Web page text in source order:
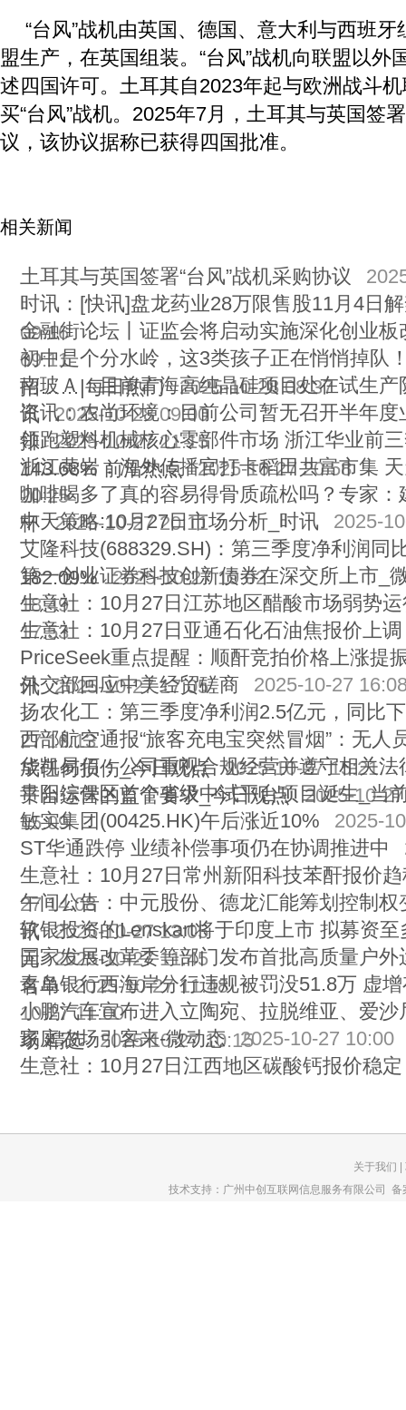
“台风”战机由英国、德国、意大利与西班
盟生产，在英国组装。“台风”战机向联盟以外
述四国许可。土耳其自2023年起与欧洲战斗
买“台风”战机。2025年7月，土耳其与英国签
议，该协议据称已获得四国批准。
相关新闻
土耳其与英国签署“台风”战机采购协议
时讯：[快讯]盘龙药业28万限售股11月4日
09:16
金融街论坛丨证监会将启动实施深化创业板
09:11
初中是个分水岭，这3类孩子正在悄悄掉队
招……|每日热门
2025-10-28 08:37
南玻Ａ：目前青海高纯晶硅项目处在试生产
讯
2025-10-28 09:00
资讯：农尚环境：目前公司暂无召开半年
排
2025-10-27 21:15
领跑塑料机械核心零部件市场 浙江华业前
143.68% 前沿热点
2025-10-27 20:58
浙江黄岩：海外传播官打卡稻田共富市集
20:25
咖啡喝多了真的容易得骨质疏松吗？专家
杯
2025-10-27 20:11
中天策略:10月27日市场分析_时讯
2025-
艾隆科技(688329.SH)：第三季度净利润同
182.09%
2025-10-27 19:02
第一创业证券科技创新债券在深交所上市_
18:49
生意社：10月27日江苏地区醋酸市场弱势
17:53
生意社：10月27日亚通石化石油焦报价上调
PriceSeek重点提醒：顺酐竞拍价格上涨提
讯
2025-10-27 17:05
外交部回应中美经贸磋商
2025-10-27
扬农化工：第三季度净利润2.5亿元，同比
27 16:13
西部航空通报“旅客充电宝突然冒烟”：无人
成任何损伤_今日观点
2025-10-27 15:21
华凯易佰：公司重视合规经营并遵守相关
平台运营的监管要求_今日观点
2025-10-
贵阳综保区首个省级中试平台项目诞生_当
15:09
敏实集团(00425.HK)午后涨近10%
2025-
ST华通跌停 业绩补偿事项仍在协调推进中
生意社：10月27日常州新阳科技苯酐报价
27 14:08
午间公告：中元股份、德龙汇能筹划控制权
讯
2025-10-27 13:05
软银投资的Lenskart将于印度上市 拟募资至
元
2025-10-27 11:45
国家发展改革委等部门发布首批高质量户
名单
2025-10-27 11:48
青岛银行西海岸分行违规被罚没51.8万 虚
10-27 11:00
小鹏汽车宣布进入立陶宛、拉脱维亚、爱
场 精选
2025-10-27 10:15
家庭农场引客来-微动态
2025-10-27 10:00
生意社：10月27日江西地区碳酸钙报价稳定
关于我们 |
技术支持：广州中创互联网信息服务有限公司